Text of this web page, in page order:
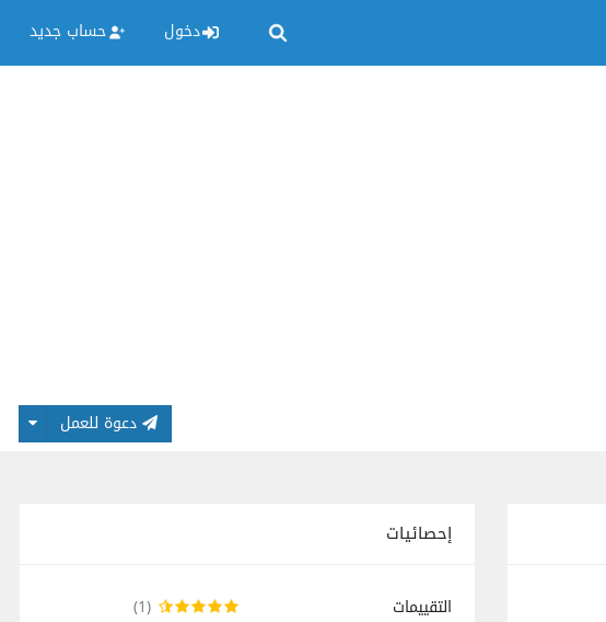
دخول حساب جديد
دعوة للعمل
إحصائيات
التقييمات
(1)